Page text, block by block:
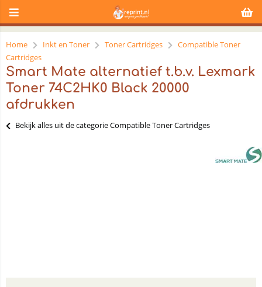
Home Inkt en Toner Toner Cartridges
Compatible Toner
Cartridges
Smart Mate alternatief t.b.v. Lexmark
Toner 74C2HK0 Black 20000
afdrukken
Bekijk alles uit de categorie Compatible Toner Cartridges